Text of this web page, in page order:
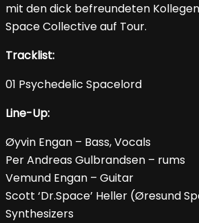
mit den dick befreundeten
Space Collective auf Tour.
Tracklist:
01 Psychedelic Spacelord
Line-Up:
Øyvin Engan – Bass, Vocals
Per Andreas Gulbrandsen – rums
Vemund Engan – Guitar
Scott ‘Dr.Space’ Heller (Øresund
Synthesizers